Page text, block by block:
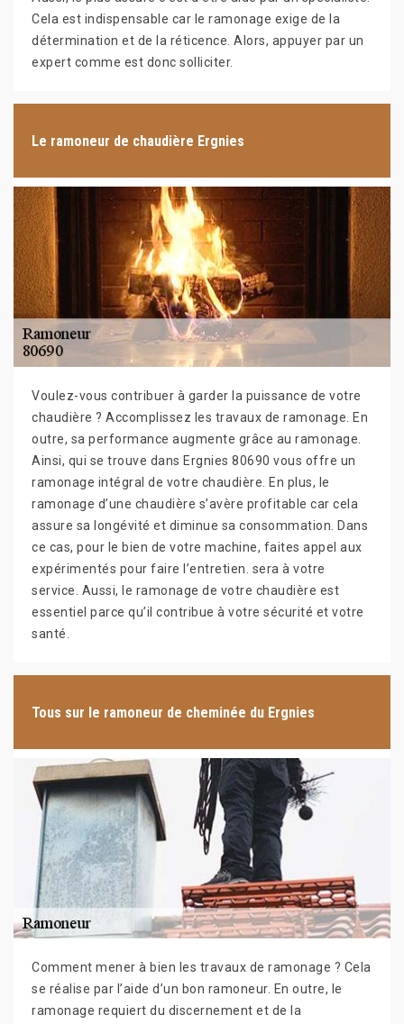
Cela est indispensable car le ramonage exige de la
détermination et de la réticence. Alors, appuyer par un
expert comme est donc solliciter.
Le ramoneur de chaudière Ergnies
Voulez-vous contribuer à garder la puissance de votre
chaudière ? Accomplissez les travaux de ramonage. En
outre, sa performance augmente grâce au ramonage.
Ainsi, qui se trouve dans Ergnies 80690 vous offre un
ramonage intégral de votre chaudière. En plus, le
ramonage d’une chaudière s’avère profitable car cela
assure sa longévité et diminue sa consommation. Dans
ce cas, pour le bien de votre machine, faites appel aux
expérimentés pour faire l’entretien. sera à votre
service. Aussi, le ramonage de votre chaudière est
essentiel parce qu’il contribue à votre sécurité et votre
santé.
Tous sur le ramoneur de cheminée du Ergnies
Comment mener à bien les travaux de ramonage ? Cela
se réalise par l’aide d’un bon ramoneur. En outre, le
ramonage requiert du discernement et de la